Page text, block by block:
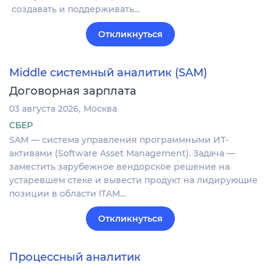
создавать и поддерживать…
Откликнуться
Middle системный аналитик (SAM)
Договорная зарплата
03 августа 2026 Москва
СБЕР
SAM — система управления программными ИТ-
активами (Software Asset Management). Задача —
заместить зарубежное вендорское решение на
устаревшем стеке и вывести продукт на лидирующие
позиции в области ITAM…
Откликнуться
Процессный аналитик